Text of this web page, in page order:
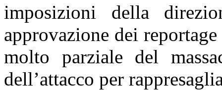
imposizioni della
approvazione dei
molto parziale del
dell’attacco per